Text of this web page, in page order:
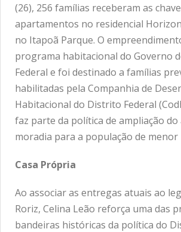
(26), 256 famílias receberam as
apartamentos no residencial
no Itapoã Parque. O
programa habitacional do Governo
Federal e foi destinado a famílias
habilitadas pela Companhia de
Habitacional do Distrito Federal
faz parte da política de ampliação do
moradia para a população de menor
Casa Própria
Ao associar as entregas atuais ao
Roriz, Celina Leão reforça uma das
bandeiras históricas da política do